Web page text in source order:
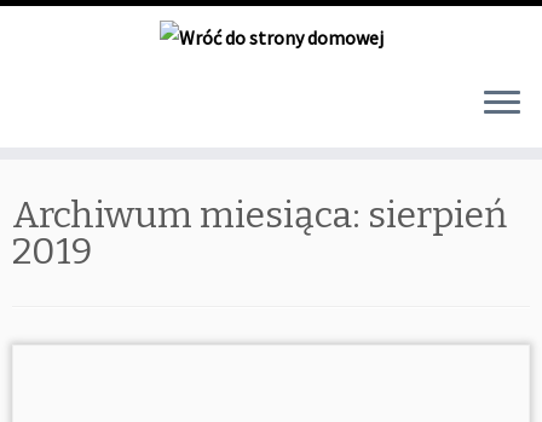
content
Archiwum miesiąca: sierpień
2019